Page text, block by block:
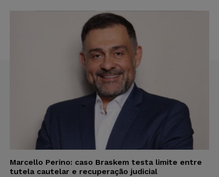
Marcello Perino: caso Braskem testa limite entre
tutela cautelar e recuperação judicial